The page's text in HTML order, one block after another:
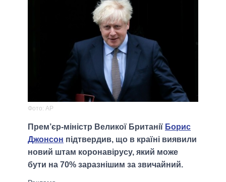
Фото: АР
Прем’єр-міністр Великої Британії Борис
Джонсон підтвердив, що в країні виявили
новий штам коронавірусу, який може
бути на 70% заразнішим за звичайний.